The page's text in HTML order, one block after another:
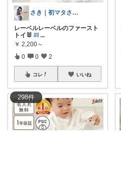
298件
さき｜初マタさんの心どる出産準備
レーベルレーベルのファースト
トイ🐰 #l ...
￥ 2,200～
0 0 2
コレ いいね